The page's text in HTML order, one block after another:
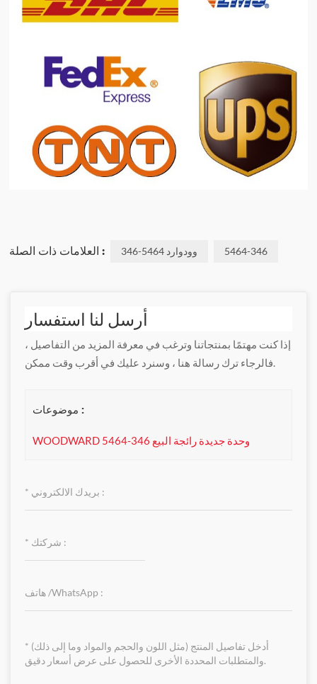
العلامات ذات الصلة : وودوارد 5464-346 5464-346
أرسل لنا استفسار
إذا كنت مهتمًا بمنتجاتنا وترغب في معرفة المزيد من التفاصيل ،
فالرجاء ترك رسالة هنا ، وسنرد عليك في أقرب وقت ممكن.
موضوعات :
WOODWARD 5464-346 وحدة جديدة رائجة البيع